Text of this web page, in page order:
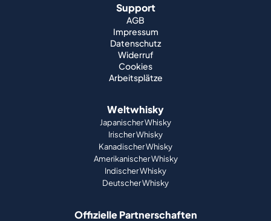
Support
AGB
Impressum
Datenschutz
Widerruf
Cookies
Arbeitsplätze
Weltwhisky
Japanischer Whisky
Irischer Whisky
Kanadischer Whisky
Amerikanischer Whisky
Indischer Whisky
Deutscher Whisky
Offizielle Partnerschaften